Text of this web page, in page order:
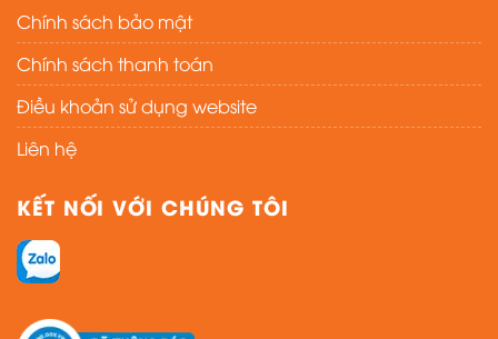
Chính sách bảo mật
Chính sách thanh toán
Điều khoản sử dụng website
Liên hệ
KẾT NỐI VỚI CHÚNG TÔI